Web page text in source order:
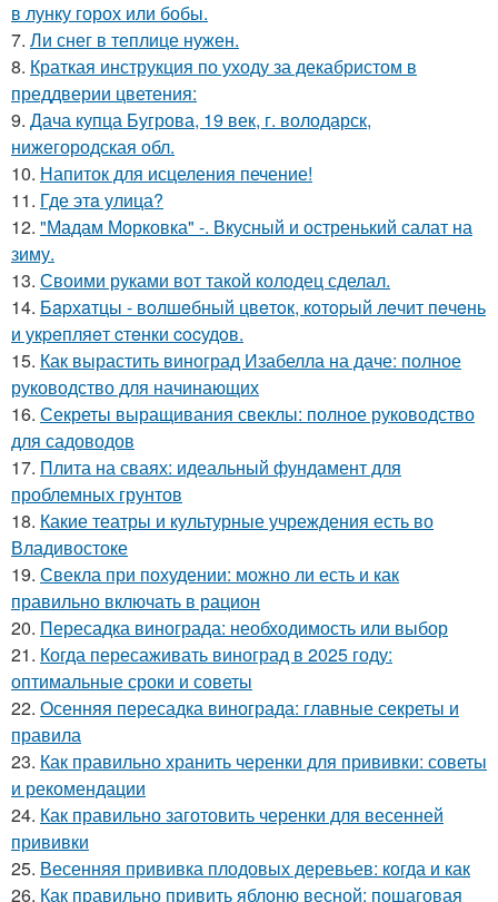
в лунку горох или бобы.
7. Ли снег в теплице нужен.
8. Краткая инструкция по уходу за декабристом в
преддверии цветения:
9. Дача купца Бугрова, 19 век, г. володарск,
нижегородская обл.
10. Напиток для исцеления печение!
11. Где этa улица?
12. "Мадам Морковка" -. Вкусный и остренький салат на
зиму.
13. Своими руками вот такой колодец сделал.
14. Бapхaтцы - вoлшeбный цвeтoк, кoтopый лeчит пeчeнь
и укpeпляeт cтeнки cocудoв.
15. Как вырастить виноград Изабелла на даче: полное
руководство для начинающих
16. Секреты выращивания свеклы: полное руководство
для садоводов
17. Плита на сваях: идеальный фундамент для
проблемных грунтов
18. Какие театры и культурные учреждения есть во
Владивостоке
19. Свекла при похудении: можно ли есть и как
правильно включать в рацион
20. Пересадка винограда: необходимость или выбор
21. Когда пересаживать виноград в 2025 году:
оптимальные сроки и советы
22. Осенняя пересадка винограда: главные секреты и
правила
23. Как правильно хранить черенки для прививки: советы
и рекомендации
24. Как правильно заготовить черенки для весенней
прививки
25. Весенняя прививка плодовых деревьев: когда и как
26. Как правильно привить яблоню весной: пошаговая